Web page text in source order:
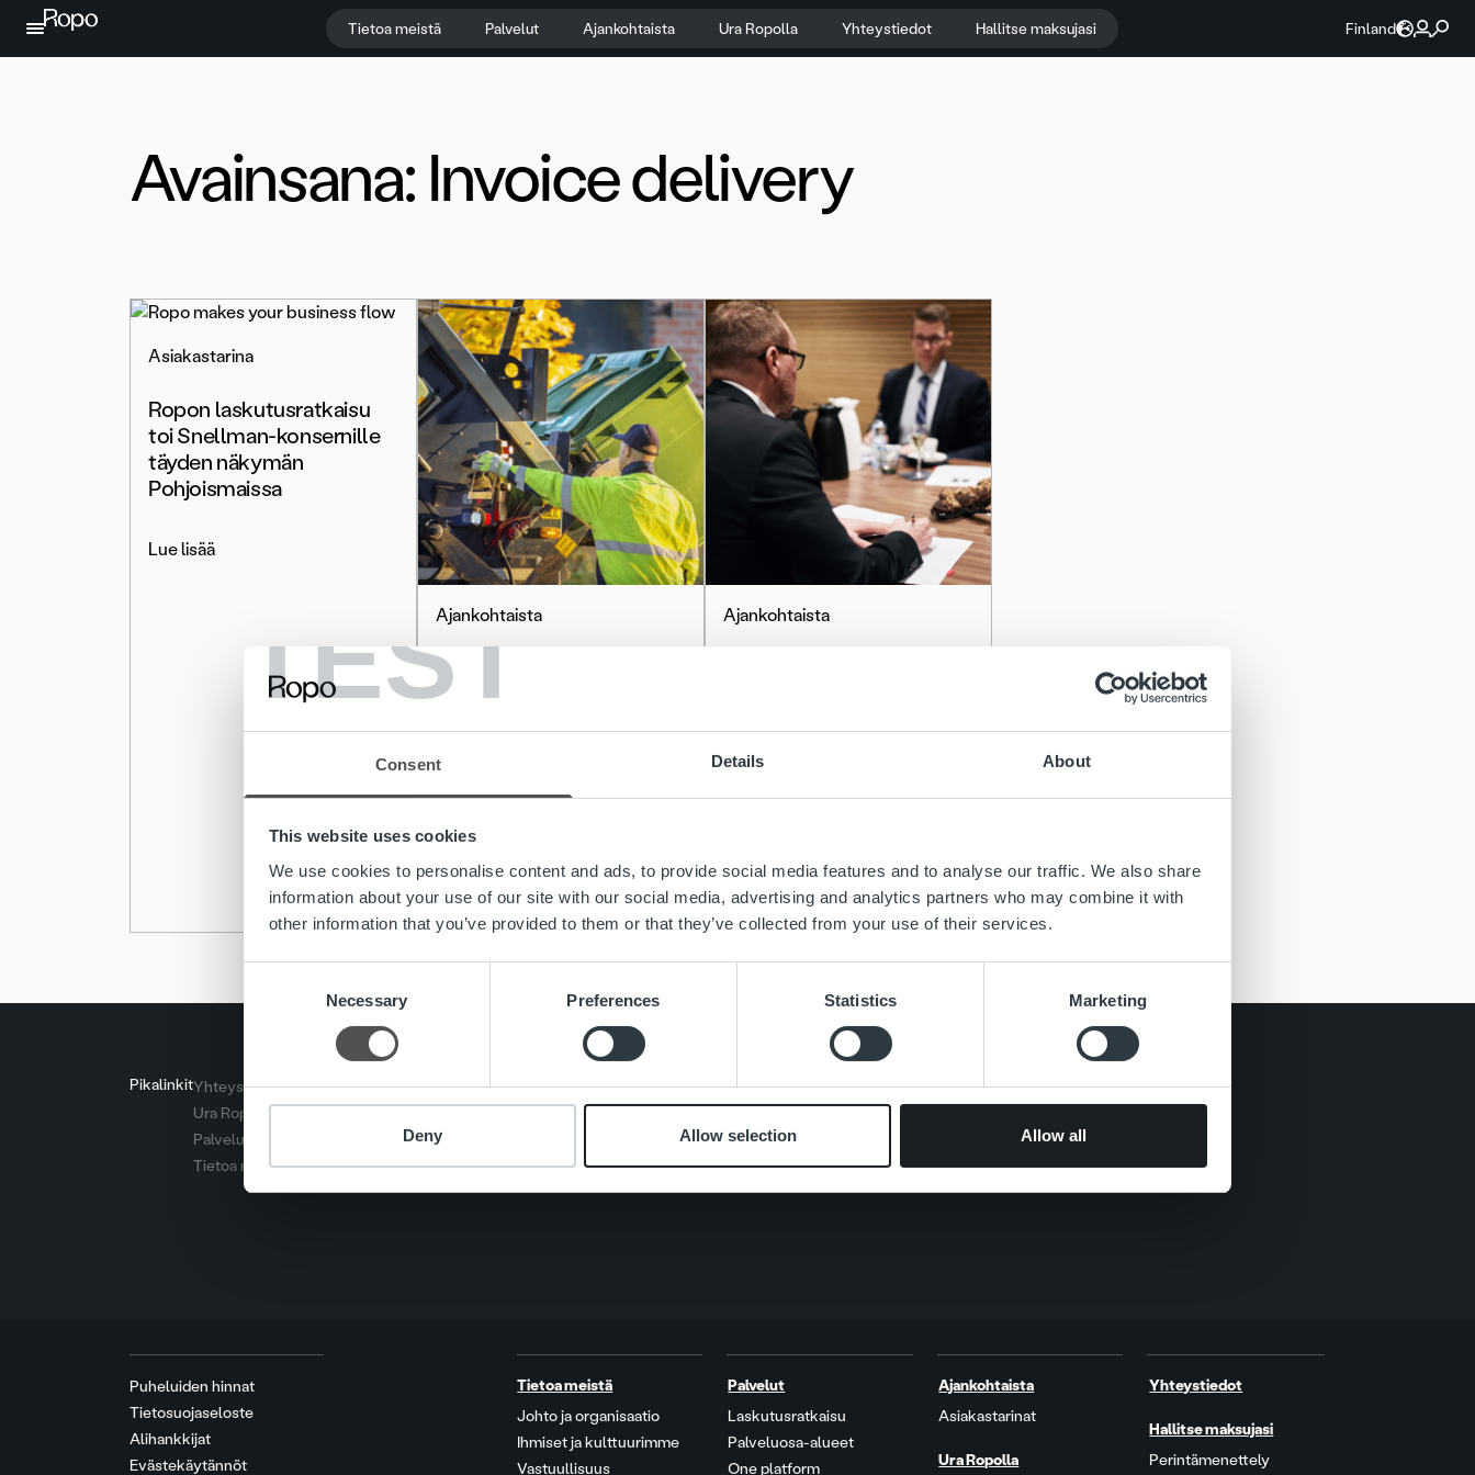
TEST
Consent Details About
This website uses cookies
We use cookies to personalise content and ads, to provide social media features and to analyse our traffic. We also share
information about your use of our site with our social media, advertising and analytics partners who may combine it with
other information that you’ve provided to them or that they’ve collected from your use of their services.
Selection
Necessary Preferences Statistics Marketing
Deny Allow selection Allow all
Jatka sisältöön
Tietoa meistä Palvelut Ajankohtaista Ura Ropolla Yhteystiedot Hallitse maksujasi Finland
Avainsana: Invoice delivery
Asiakastarina
Ropon laskutusratkaisu
toi Snellman-konsernille
täyden näkymän
Pohjoismaissa
Lue lisää
Ajankohtaista
Lassila & Tikanoja Oyj
laajentaa yhteistyötään
Ajankohtaista
välitykseen ja
automatisoituun saatavien
Lue lisää
PikalinkitYhteystiedot
Ura Ropolla
Palvelut
Tietoa meistä
Search for:
Puheluiden hinnat
Tietosuojaseloste
Alihankkijat
Evästekäytännöt
Tietoa meistä
Johto ja organisaatio
Ihmiset ja kulttuurimme
Vastuullisuus
Palvelut
Laskutusratkaisu
Palveluosa-alueet
One platform
Ajankohtaista
Asiakastarinat
Ura Ropolla
Yhteystiedot
Hallitse maksujasi
Perintämenettely